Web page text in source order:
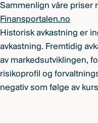
Sammenlign våre priser
Finansportalen.no
Historisk avkastning er
avkastning. Fremtidig
av markedsutviklingen,
risikoprofil og
negativ som følge av